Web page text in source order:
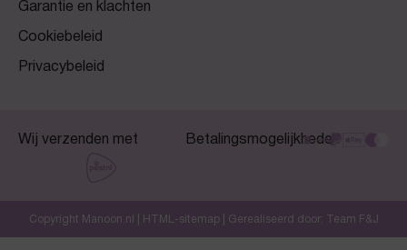
Garantie en klachten
Cookiebeleid
Privacybeleid
Wij verzenden met Betalingsmogelijkheden
Copyright Manoon.nl | HTML-sitemap| Gerealiseerd door: Team F&J